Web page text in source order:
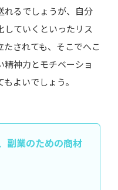
れるでしょうが、自分
していくといったリス
されても、そこでへこ
神力とモチベーショ
よいでしょう。
副業のための商材